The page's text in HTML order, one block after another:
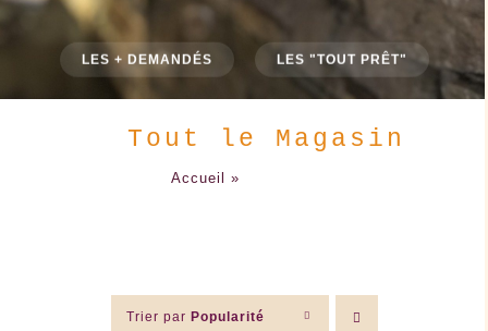
DÉGUSTATION À FONDRE
Tout le Magasin
Accueil »
Trier par Popularité